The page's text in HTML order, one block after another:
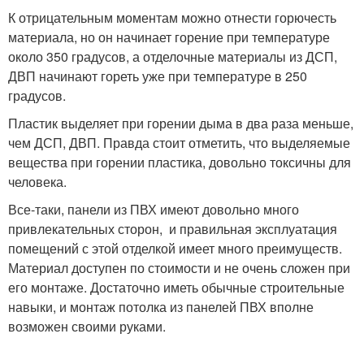
К отрицательным моментам можно отнести горючесть
материала, но он начинает горение при температуре
около 350 градусов, а отделочные материалы из ДСП,
ДВП начинают гореть уже при температуре в 250
градусов.
Пластик выделяет при горении дыма в два раза меньше,
чем ДСП, ДВП. Правда стоит отметить, что выделяемые
вещества при горении пластика, довольно токсичны для
человека.
Все-таки, панели из ПВХ имеют довольно много
привлекательных сторон, и правильная эксплуатация
помещений с этой отделкой имеет много преимуществ.
Материал доступен по стоимости и не очень сложен при
его монтаже. Достаточно иметь обычные строительные
навыки, и монтаж потолка из панелей ПВХ вполне
возможен своими руками.